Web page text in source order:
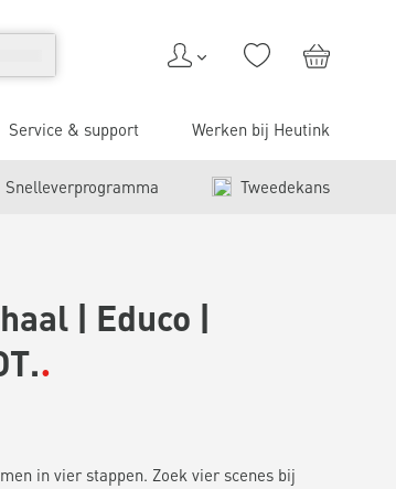
Service & support Werken bij Heutink
Snelleverprogramma Tweedekans
| Educo |
in vier stappen. Zoek vier scenes bij